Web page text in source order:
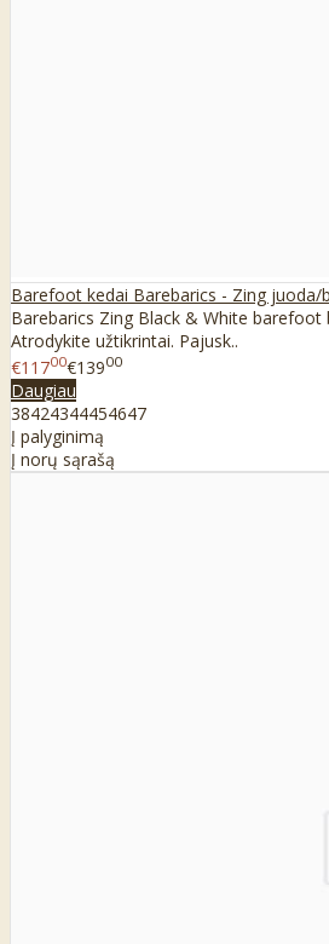
Barefoot kedai Barebarics - Zing juoda/
Barebarics Zing Black & White barefoot
Atrodykite užtikrintai. Pajusk..
€11700€13900
Daugiau
38424344454647
Į palyginimą
Į norų sąrašą